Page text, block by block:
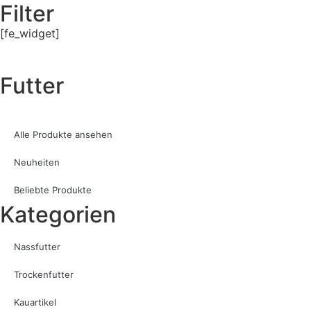
Filter
[fe_widget]
Futter
Alle Produkte ansehen
Neuheiten
Beliebte Produkte
Kategorien
Nassfutter
Trockenfutter
Kauartikel